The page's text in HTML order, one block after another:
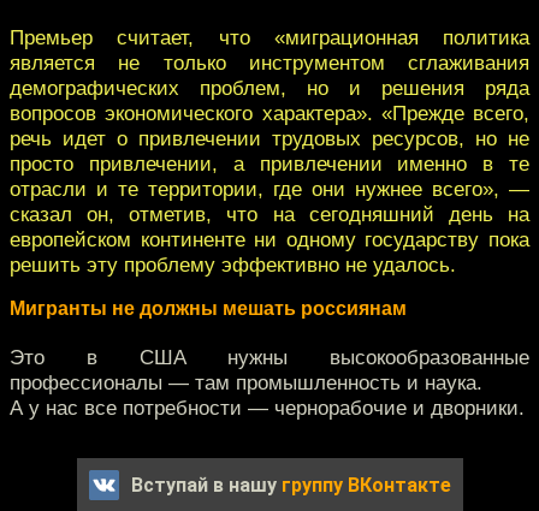
Премьер считает, что «миграционная политика
является не только инструментом сглаживания
демографических проблем, но и решения ряда
вопросов экономического характера». «Прежде всего,
речь идет о привлечении трудовых ресурсов, но не
просто привлечении, а привлечении именно в те
отрасли и те территории, где они нужнее всего», —
сказал он, отметив, что на сегодняшний день на
европейском континенте ни одному государству пока
решить эту проблему эффективно не удалось.
Мигранты не должны мешать россиянам
Это в США нужны высокообразованные
профессионалы — там промышленность и наука.
А у нас все потребности — чернорабочие и дворники.
Вступай в нашу группу ВКонтакте